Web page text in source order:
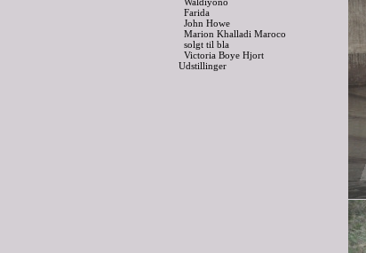
Farida
John Howe
Marion Khalladi Maroco
solgt til bla
Victoria Boye Hjort
Udstillinger